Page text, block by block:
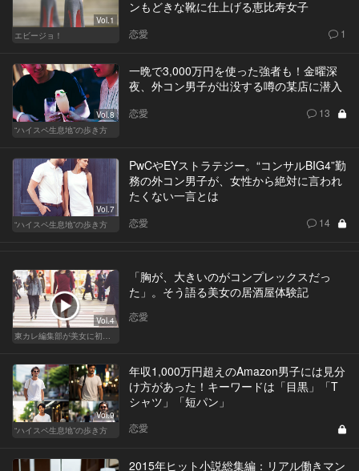
Vol.1
エビージョ！
ンもどきな靴に仕上げる恵比寿女子
恋愛 1
Vol.8
“ハイスペ生息地”の歩き方
一晩で3,000万円を使った強者も！金曜深
夜、外コン男子が出没する噂の某店に潜入
恋愛 13
Vol.7
“ハイスペ生息地”の歩き方
PwCやEYストラテジー。“コンサルBIG4”勤
務の外コン男子が、女性から絶対に言われ
たくない一言とは
恋愛 14
Vol.4
東カレ編集部が美女に初体験させてみた
「胸が、大きいのがコンプレックスだっ
た」。そう語る美女の居酒屋体験記
恋愛
Vol.9
“ハイスペ生息地”の歩き方
年収1,000万円超えのAmazon男子には見分
け方があった！キーワードは「目黒」「T
シャツ」「短パン」
恋愛
2015年ヒット小説総集編：リアル働きマン